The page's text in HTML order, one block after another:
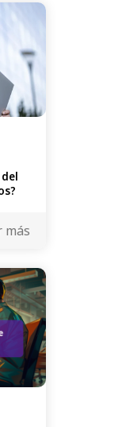
más